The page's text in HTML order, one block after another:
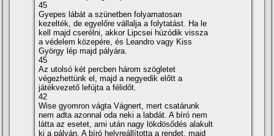
45
Gyepes lábát a szünetben folyamatosan
kezelték, de egyelőre vállalja a folytatást. Ha le
kell majd cserélni, akkor Lipcsei húzódik vissza
a védelem közepére, és Leandro vagy Kiss
György lép majd pályára.
45
Az utolsó két percben három szögletet
végezhettünk el, majd a negyedik előtt a
játékvezető lefújta a félidőt.
42
Wise gyomron vágta Vágnert, mert csatárunk
nem adta azonnal oda neki a labdát. A bí­ró nem
látta az esetet, ami után nagy lökdösődés alakult
ki a pályán. A bí­ró helyreállí­totta a rendet, majd